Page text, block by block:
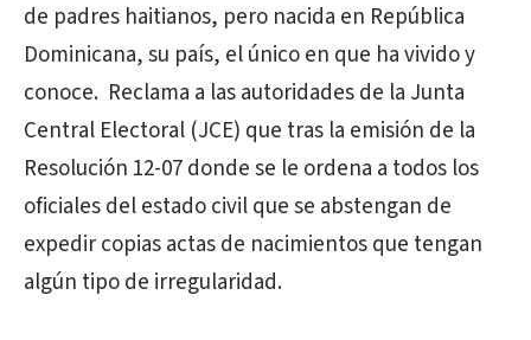
de padres haitianos, pero nacida en República
Dominicana, su país, el único en que ha vivido y
conoce. Reclama a las autoridades de la Junta
Central Electoral (JCE) que tras la emisión de la
Resolución 12-07 donde se le ordena a todos los
oficiales del estado civil que se abstengan de
expedir copias actas de nacimientos que tengan
algún tipo de irregularidad.